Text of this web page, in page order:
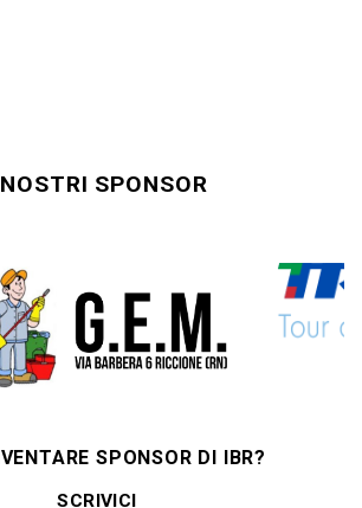
SPONSOR
SPONSOR DI IBR?
SCRIVICI